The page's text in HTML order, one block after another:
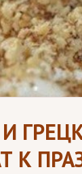
И
К